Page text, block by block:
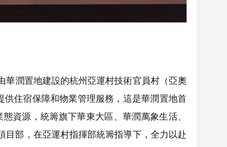
潤置地建設的杭州亞運村技術官員村（亞奧
住宿保障和物業管理服務，這是華潤置地首
資源，統籌旗下華東大區、華潤萬象生活、
部，在亞運村指揮部統籌指導下，全力以赴